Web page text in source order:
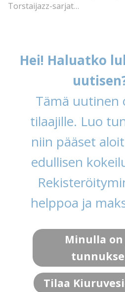
Torstaijazz-sarjat…
Hei! Haluatko
Tämä uutinen
tilaajille. Luo
niin pääset
edullisen
helppoa ja
Minulla
Tilaa